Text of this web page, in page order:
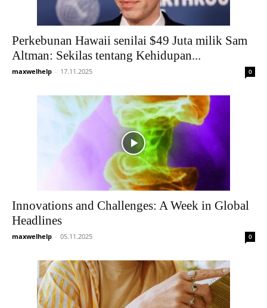
Perkebunan Hawaii senilai $49 Juta milik Sam
Altman: Sekilas tentang Kehidupan...
maxwelhelp - 17.11.2025 0
Innovations and Challenges: A Week in Global
Headlines
maxwelhelp - 05.11.2025 0